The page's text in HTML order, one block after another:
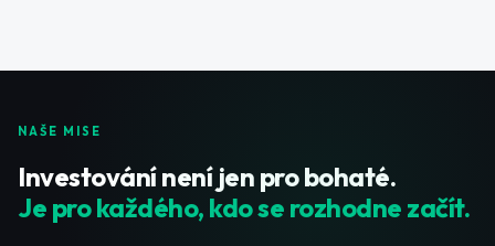
NAŠE MISE
Investování není jen pro bohaté.
Je pro každého, kdo se rozhodne začít.